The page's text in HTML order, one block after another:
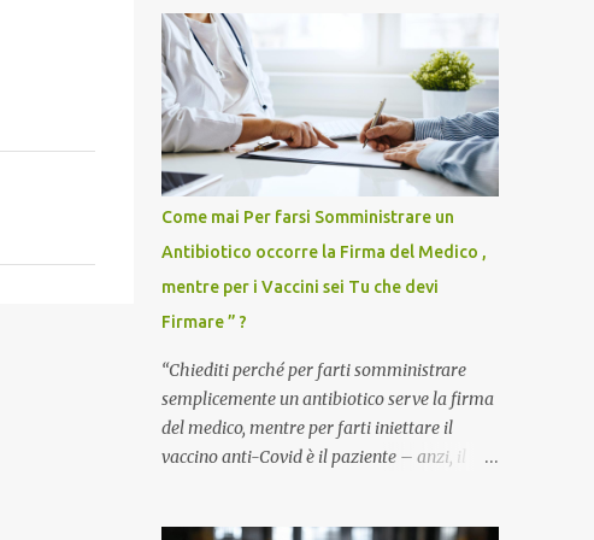
Come mai Per farsi Somministrare un
Antibiotico occorre la Firma del Medico ,
mentre per i Vaccini sei Tu che devi
Firmare ” ?
“Chiediti perché per farti somministrare
semplicemente un antibiotico serve la firma
del medico, mentre per farti iniettare il
vaccino anti-Covid è il paziente – anzi, il